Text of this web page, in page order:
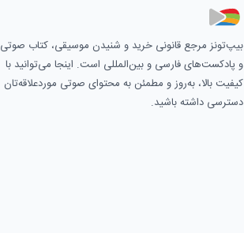
بیپ‌تونز مرجع قانونی خرید و شنیدن موسیقی، کتاب صوتی
و پادکست‌های فارسی و بین‌المللی است. اینجا می‌توانید با
کیفیت بالا، به‌روز و مطمئن به محتوای صوتی موردعلاقه‌تان
دسترسی داشته باشید.